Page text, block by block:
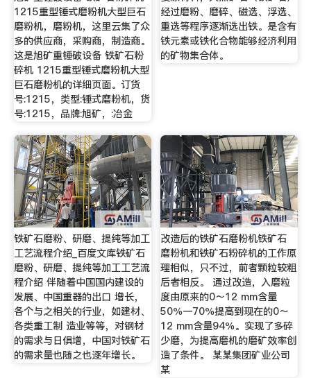
1215重型锤式磨粉机大型巨石
磨粉机，磨粉机，这里云集了众
多的供应商，采购商，制造商。
这是旭矿重锤破设备 铁矿石粉
碎机 1215重型锤式磨粉机大型
巨石磨粉机的详细页面。订货
号:1215，类型:锤式磨粉机，货
号:1215，品牌:旭矿，:冶金
经过磨粉、磨碎、磁选、浮选、
重选等程序逐渐选出铁。是含有
铁元素或铁化合物能够经济利用
的矿物集合体。
铁矿石磨粉、研磨、提纯等加工
工艺流程介绍_百度文库铁矿石
磨粉、研磨、提纯等加工工艺流
程介绍 伴随着中国国内建设的
发展、中国重器的出口 增长，
各个与之相关的行业，如建材、
各类重工制 造业等等，对钢材
的需求与日俱增，中国对铁矿石
的需求量也随之也逐年增长。
改造后的铁矿石磨粉机铁矿石
磨粉机和铁矿石粉碎机的工作原
理相似，只不过，前者颗粒较粗
后者相反。 通过改造，入磨粒
度由原来的0～12 mm含量
50％一70％提高到现在的0～
12 mm含量94％。实现了多碎
少磨，为提高磨机的磨矿效率创
造了条件。 某某集团矿业公司
某